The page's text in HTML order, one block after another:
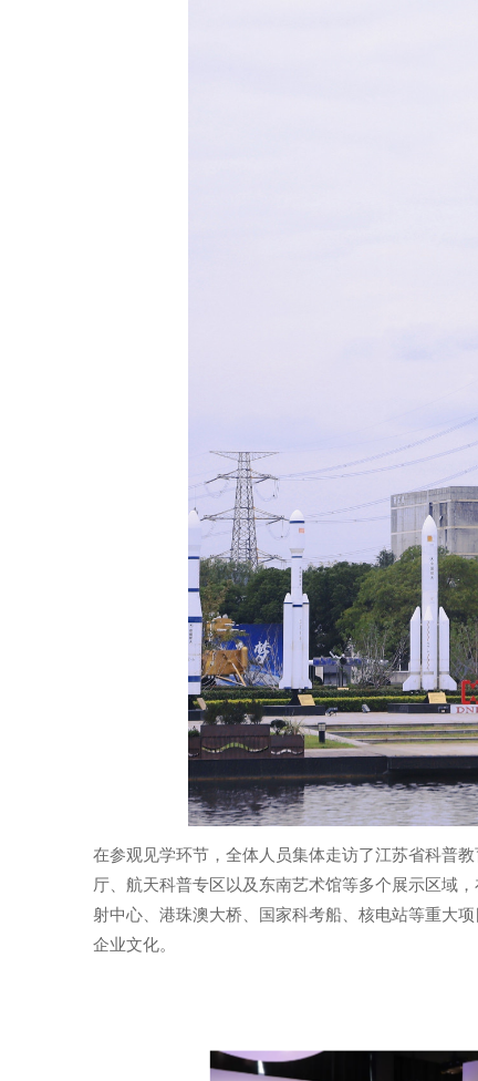
在参观见学环节，全体人员集体走访了江苏省科普
厅、航天科普专区以及东南艺术馆等多个展示区域
射中心、港珠澳大桥、国家科考船、核电站等重大
企业文化。